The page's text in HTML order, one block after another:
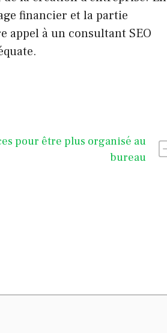
financier et la partie
appel à un consultant SEO
pour être plus organisé au
bureau